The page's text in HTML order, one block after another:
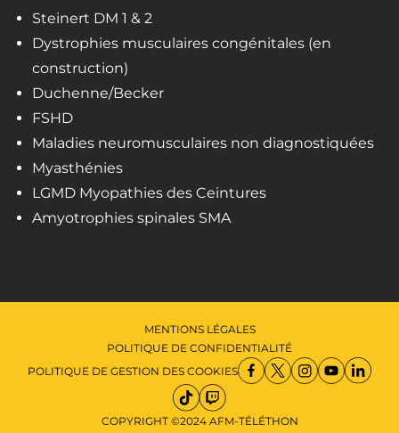
Steinert DM 1 & 2
Dystrophies musculaires congénitales (en
construction)
Duchenne/Becker
FSHD
Maladies neuromusculaires non diagnostiquées
Myasthénies
LGMD Myopathies des Ceintures
Amyotrophies spinales SMA
COPYRIGHT ©2024 AFM-TÉLÉTHON
MENTIONS LÉGALES
POLITIQUE DE CONFIDENTIALITÉ
POLITIQUE DE GESTION DES COOKIES